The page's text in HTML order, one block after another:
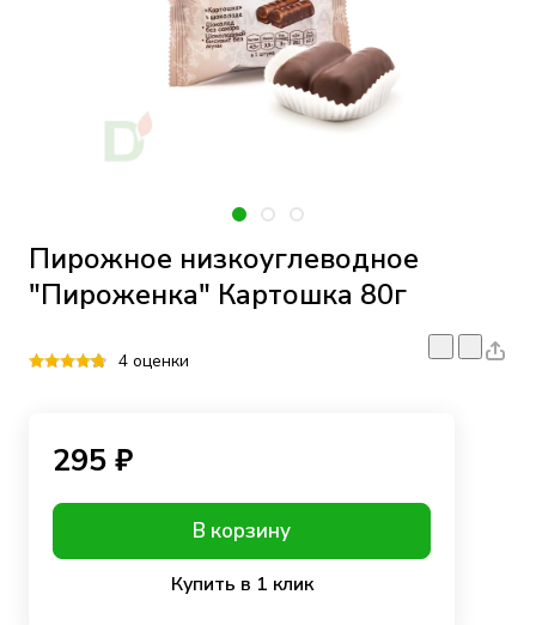
Пирожное низкоуглеводное
"Пироженка" Картошка 80г
4 оценки
295 ₽
В корзину
Купить в 1 клик